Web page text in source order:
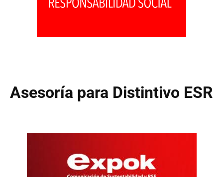
Asesoría para Distintivo ESR